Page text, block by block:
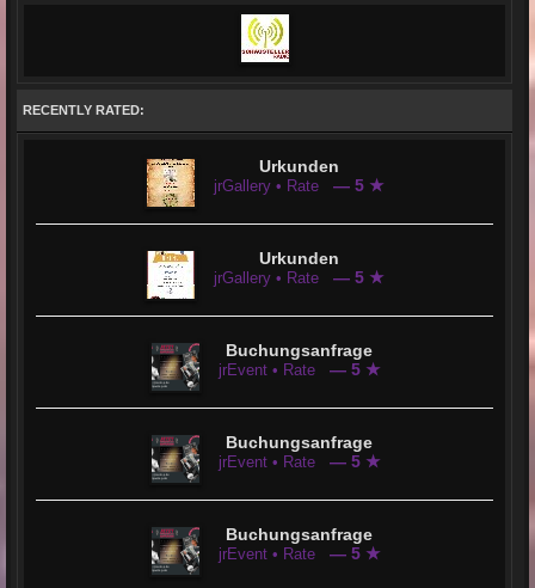
RECENTLY RATED:
Urkunden
jrGallery • Rate — 5 ★
Urkunden
jrGallery • Rate — 5 ★
Buchungsanfrage
jrEvent • Rate — 5 ★
Buchungsanfrage
jrEvent • Rate — 5 ★
Buchungsanfrage
jrEvent • Rate — 5 ★